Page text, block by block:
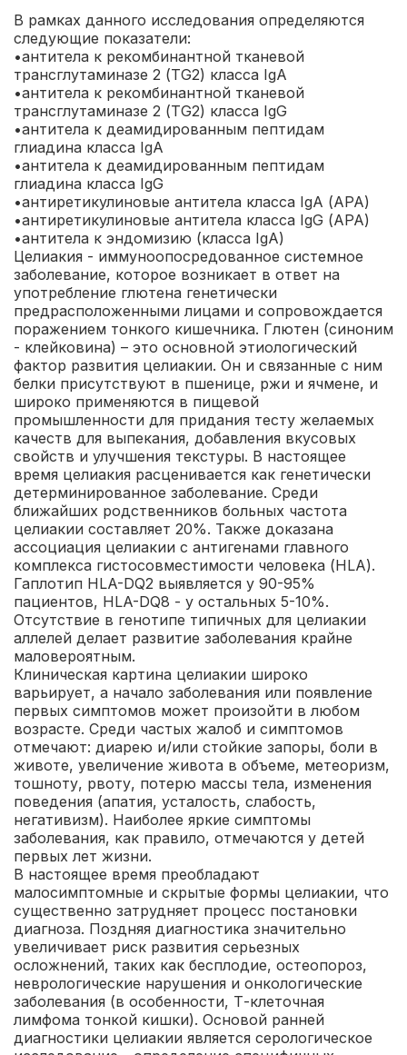
В рамках данного исследования определяются
следующие показатели:
•антитела к рекомбинантной тканевой
трансглутаминазе 2 (TG2) класса IgA
•антитела к рекомбинантной тканевой
трансглутаминазе 2 (TG2) класса IgG
•антитела к деамидированным пептидам
глиадина класса IgA
•антитела к деамидированным пептидам
глиадина класса IgG
•антиретикулиновые антитела класса IgA (АРА)
•антиретикулиновые антитела класса IgG (АРА)
•антитела к эндомизию (класса IgA)
Целиакия - иммуноопосредованное системное
заболевание, которое возникает в ответ на
употребление глютена генетически
предрасположенными лицами и сопровождается
поражением тонкого кишечника. Глютен (синоним
- клейковина) – это основной этиологический
фактор развития целиакии. Он и связанные с ним
белки присутствуют в пшенице, ржи и ячмене, и
широко применяются в пищевой
промышленности для придания тесту желаемых
качеств для выпекания, добавления вкусовых
свойств и улучшения текстуры. В настоящее
время целиакия расценивается как генетически
детерминированное заболевание. Среди
ближайших родственников больных частота
целиакии составляет 20%. Также доказана
ассоциация целиакии с антигенами главного
комплекса гистосовместимости человека (HLA).
Гаплотип HLA-DQ2 выявляется у 90-95%
пациентов, HLA-DQ8 - у остальных 5-10%.
Отсутствие в генотипе типичных для целиакии
аллелей делает развитие заболевания крайне
маловероятным.
Клиническая картина целиакии широко
варьирует, а начало заболевания или появление
первых симптомов может произойти в любом
возрасте. Среди частых жалоб и симптомов
отмечают: диарею и/или стойкие запоры, боли в
животе, увеличение живота в объеме, метеоризм,
тошноту, рвоту, потерю массы тела, изменения
поведения (апатия, усталость, слабость,
негативизм). Наиболее яркие симптомы
заболевания, как правило, отмечаются у детей
первых лет жизни.
В настоящее время преобладают
малосимптомные и скрытые формы целиакии, что
существенно затрудняет процесс постановки
диагноза. Поздняя диагностика значительно
увеличивает риск развития серьезных
осложнений, таких как бесплодие, остеопороз,
неврологические нарушения и онкологические
заболевания (в особенности, Т-клеточная
лимфома тонкой кишки). Основой ранней
диагностики целиакии является серологическое